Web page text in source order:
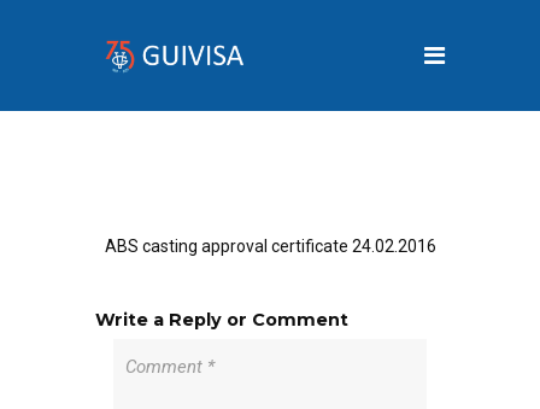
ABS casting approval certificate 24.02.2016
Write a Reply or Comment